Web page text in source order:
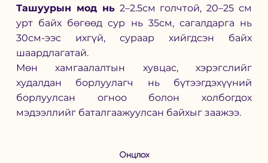
Ташуурын мод нь 2–2.5см голчтой, 20–25 см
урт байх бөгөөд сур нь 35см, сагалдарга нь
30см-ээс ихгүй, сураар хийгдсэн байх
шаардлагатай.
Мөн хамгаалалтын хувцас, хэрэгслийг
худалдан борлуулагч нь бүтээгдэхүүний
борлуулсан огноо болон холбогдох
мэдээллийг баталгаажуулсан байхыг заажээ.
Онцлох